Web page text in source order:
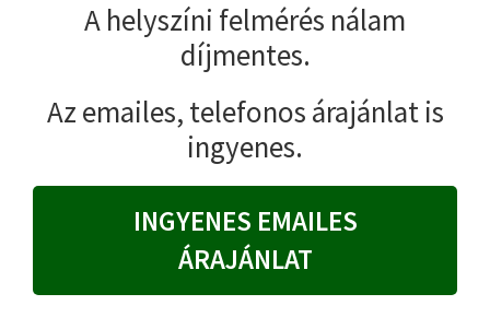
A helyszíni felmérés nálam
díjmentes.
Az emailes, telefonos árajánlat is
ingyenes.
INGYENES EMAILES
ÁRAJÁNLAT